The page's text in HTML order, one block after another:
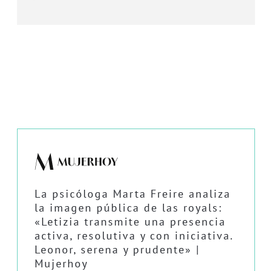
La psicóloga Marta Freire analiza
la imagen pública de las royals:
«Letizia transmite una presencia
activa, resolutiva y con iniciativa.
Leonor, serena y prudente» |
Mujerhoy